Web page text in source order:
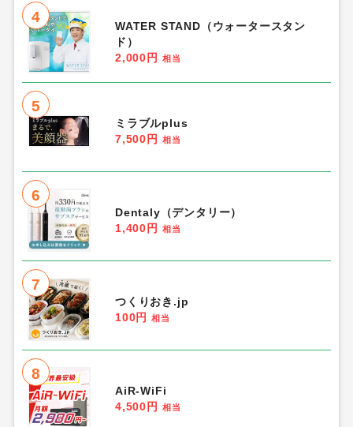
4
WATER STAND（ウォータースタン
ド）
2,000円
相当
5
ミラブルplus
7,500円
相当
6
Dentaly（デンタリー）
1,400円
相当
7
つくりおき.jp
100円
相当
8
AiR-WiFi
4,500円
相当